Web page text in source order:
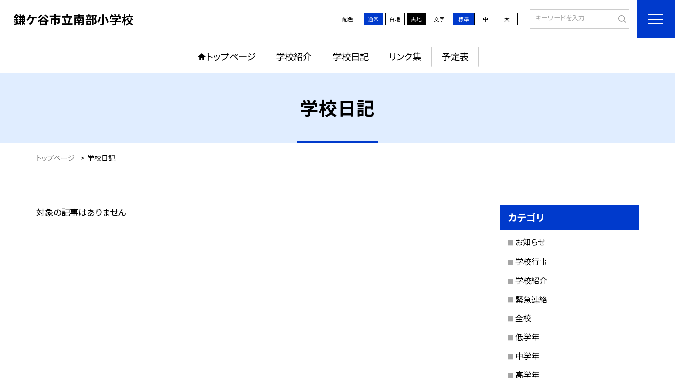
鎌ケ谷市立南部小学校 配色 通常 白地 黒地 文字 標準 中 大
トップページ 学校紹介 学校日記 リンク集 予定表
学校日記
トップページ > 学校日記
対象の記事はありません カテゴリ
お知らせ
学校行事
学校紹介
緊急連絡
全校
低学年
中学年
高学年